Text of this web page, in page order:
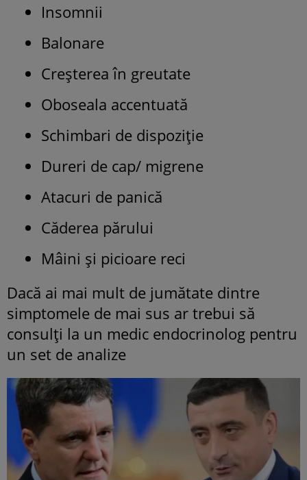
Insomnii
Balonare
Creșterea în greutate
Oboseala accentuată
Schimbari de dispoziție
Dureri de cap/ migrene
Atacuri de panică
Căderea părului
Mâini și picioare reci
Dacă ai mai mult de jumătate dintre
simptomele de mai sus ar trebui să
consulți la un medic endocrinolog pentru
un set de analize